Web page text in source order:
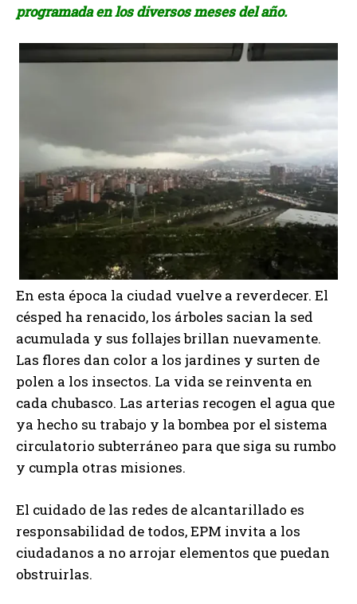
programada en los diversos meses del año.
En esta época la ciudad vuelve a reverdecer. El
césped ha renacido, los árboles sacian la sed
acumulada y sus follajes brillan nuevamente.
Las flores dan color a los jardines y surten de
polen a los insectos. La vida se reinventa en
cada chubasco. Las arterias recogen el agua que
ya hecho su trabajo y la bombea por el sistema
circulatorio subterráneo para que siga su rumbo
y cumpla otras misiones.
El cuidado de las redes de alcantarillado es
responsabilidad de todos, EPM invita a los
ciudadanos a no arrojar elementos que puedan
obstruirlas.